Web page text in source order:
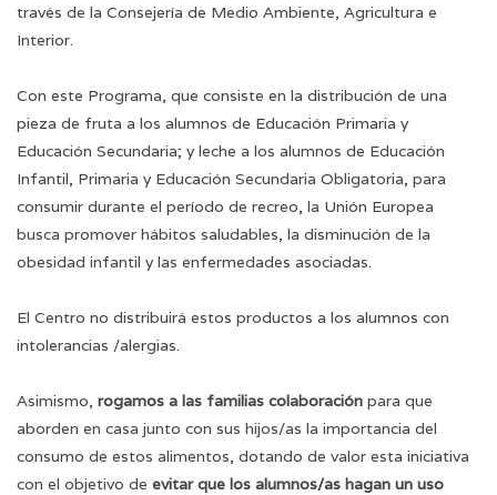
través de la Consejería de Medio Ambiente, Agricultura e
Interior.
Con este Programa, que consiste en la distribución de una
pieza de fruta a los alumnos de Educación Primaria y
Educación Secundaria; y leche a los alumnos de Educación
Infantil, Primaria y Educación Secundaria Obligatoria, para
consumir durante el período de recreo, la Unión Europea
busca promover hábitos saludables, la disminución de la
obesidad infantil y las enfermedades asociadas.
El Centro no distribuirá estos productos a los alumnos con
intolerancias /alergias.
Asimismo, rogamos a las familias colaboración para que
aborden en casa junto con sus hijos/as la importancia del
consumo de estos alimentos, dotando de valor esta iniciativa
con el objetivo de evitar que los alumnos/as hagan un uso